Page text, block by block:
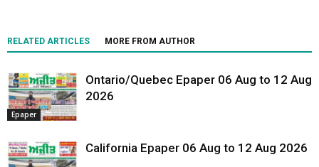
RELATED ARTICLES MORE FROM AUTHOR
Epaper
Ontario/Quebec Epaper 06 Aug to 12 Aug
2026
California Epaper 06 Aug to 12 Aug 2026